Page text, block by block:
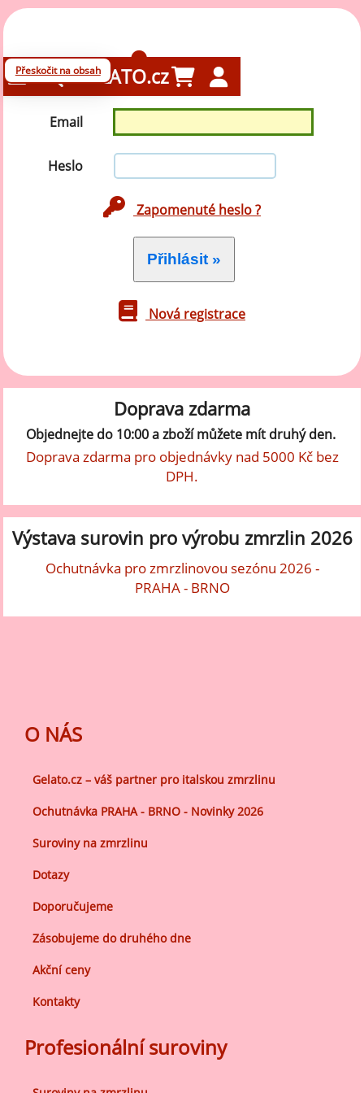
Přeskočit na obsahGELATO.czPřihlášení
Email
Heslo
Zapomenuté heslo ?
Nová registrace
Doprava zdarma
Objednejte do 10:00 a zboží můžete mít druhý den.
Doprava zdarma pro objednávky nad 5000 Kč bez
DPH.
Výstava surovin pro výrobu zmrzlin 2026
Ochutnávka pro zmrzlinovou sezónu 2026 -
PRAHA - BRNO
O NÁS
Gelato.cz – váš partner pro italskou zmrzlinu
Ochutnávka PRAHA - BRNO - Novinky 2026
Suroviny na zmrzlinu
Dotazy
Doporučujeme
Zásobujeme do druhého dne
Akční ceny
Kontakty
Profesionální suroviny